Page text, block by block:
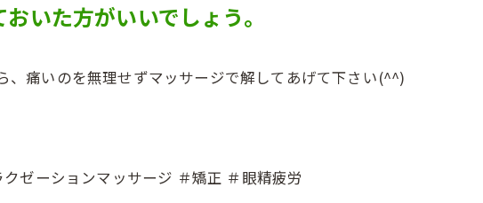
いた方がいいでしょう。
、痛いのを無理せずマッサージで解してあげて下さい(^^)
ゼーションマッサージ ＃矯正 ＃眼精疲労